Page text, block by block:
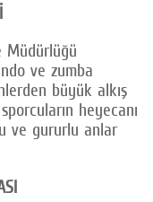
Müdürlüğü
ve zumba
büyük alkış
heyecanı
ve gururlu anlar